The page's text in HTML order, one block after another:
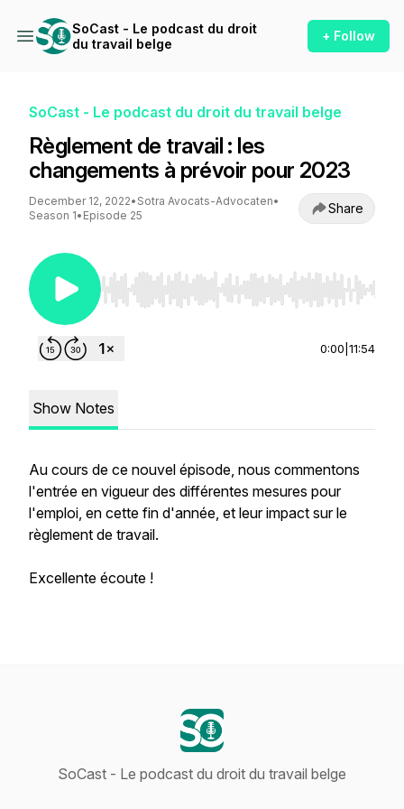
SoCast - Le podcast du droit
du travail belge
+ Follow
SoCast - Le podcast du droit du travail belge
Règlement de travail : les
changements à prévoir pour 2023
December 12, 2022• Sotra Avocats-Advocaten•
Season 1• Episode 25 Share
Use Left/Right to seek, Home/End to jump to
0:00 11:54
Show Notes
Au cours de ce nouvel épisode, nous commentons
l'entrée en vigueur des différentes mesures pour
l'emploi, en cette fin d'année, et leur impact sur le
règlement de travail.
Excellente écoute !
SoCast - Le podcast du droit du travail belge